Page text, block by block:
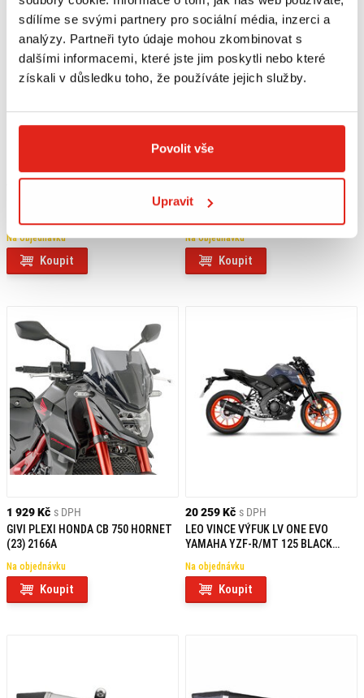
sdílíme se svými partnery pro sociální média, inzerci a
analýzy. Partneři tyto údaje mohou zkombinovat s
dalšími informacemi, které jste jim poskytli nebo které
získali v důsledku toho, že používáte jejich služby.
Povolit vše
Upravit
4 099 Kč s DPH
GIVI DRŽIAK KUFRA YAMAHA MT
Na objednávku
Koupit
23 149 Kč s DPH
LEO VINCE VÝFUK LV ONE EVO
YAMAHA YZF-R/MT 125
Na objednávku
Koupit
1 929 Kč s DPH
GIVI PLEXI HONDA CB 750 HORNET
(23) 2166A
Na objednávku
Koupit
20 259 Kč s DPH
LEO VINCE VÝFUK LV ONE EVO
YAMAHA YZF-R/MT 125 BLACK
Na objednávku
Koupit